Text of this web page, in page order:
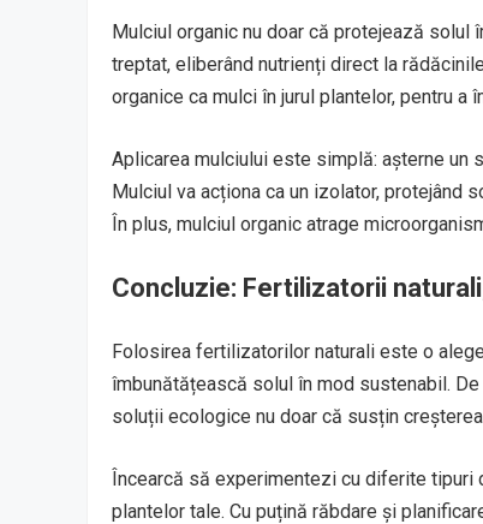
Mulciul organic nu doar că protejează solul
treptat, eliberând nutrienți direct la
organice ca mulci în jurul plantelor, pentru a
Aplicarea mulciului este simplă: așterne un
Mulciul va acționa ca un izolator, protejând
În plus, mulciul organic atrage
Concluzie: Fertilizatorii
Folosirea fertilizatorilor naturali este o
îmbunătățească solul în mod sustenabil.
soluții ecologice nu doar că susțin
Încearcă să experimentezi cu diferite
plantelor tale. Cu puțină răbdare și